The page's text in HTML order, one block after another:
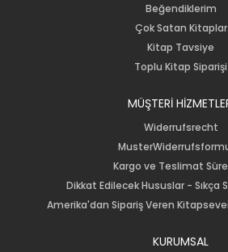
Beğendiklerim
Çok Satan Kitaplar
Kitap Tavsiye
Toplu Kitap Siparişi
MÜŞTERİ
Widerrufsrecht
Kargo ve Teslimat
Dikkat Edilecek Hususlar - Sıkça
Amerika'dan Sipariş Veren
KURUMSAL